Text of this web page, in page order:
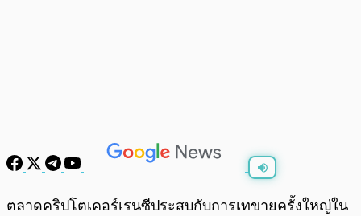
พร้อมเล่น 0:00/0:00
ตลาดคริปโตเคอร์เรนซีประสบกับการเทขายครั้งใหญ่ใน